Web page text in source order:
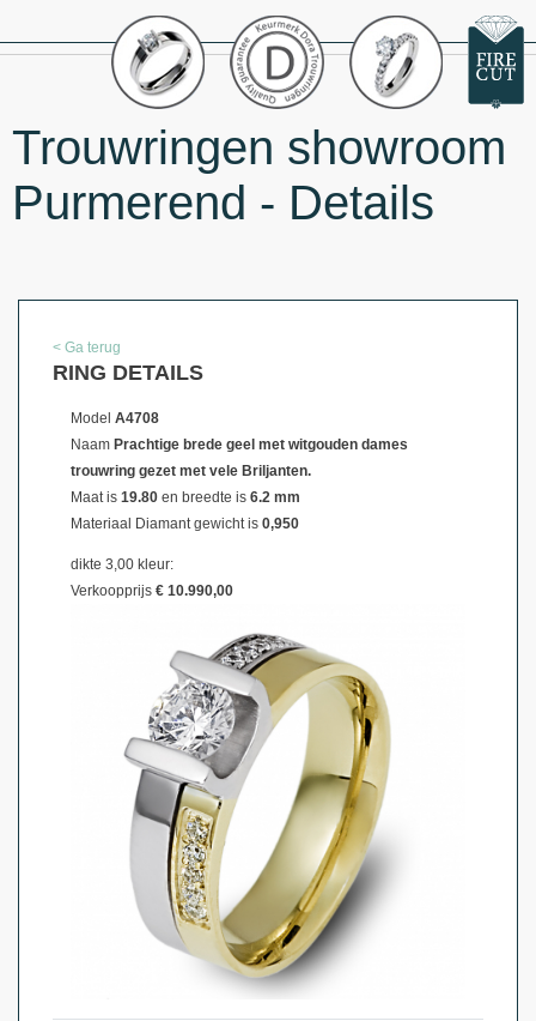
Trouwringen showroom
Purmerend - Details
< Ga terug
RING DETAILS
Model A4708
Naam Prachtige brede geel met witgouden dames
trouwring gezet met vele Briljanten.
Maat is 19.80 en breedte is 6.2 mm
Materiaal Diamant gewicht is 0,950
dikte 3,00 kleur:
Verkoopprijs € 10.990,00